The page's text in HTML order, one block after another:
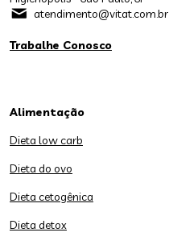
atendimento@vitat.com.br
Trabalhe Conosco
Alimentação
Dieta low carb
Dieta do ovo
Dieta cetogênica
Dieta detox